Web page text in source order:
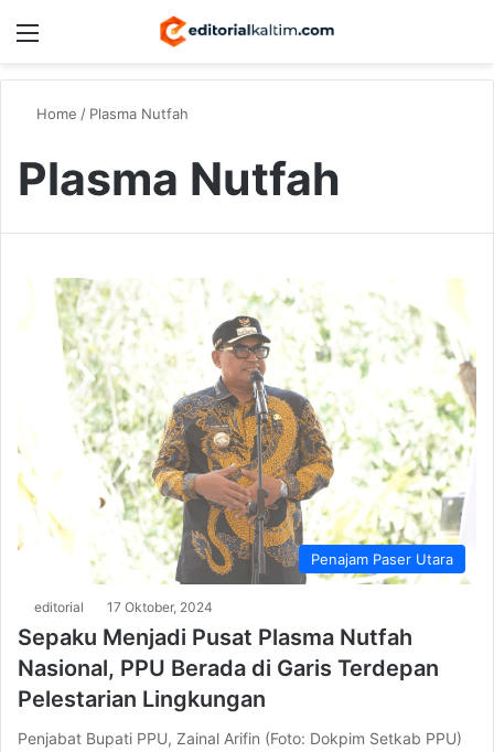
Home / Plasma Nutfah
Plasma Nutfah
Penajam Paser Utara
editorial 17 Oktober, 2024
Sepaku Menjadi Pusat Plasma Nutfah
Nasional, PPU Berada di Garis Terdepan
Pelestarian Lingkungan
Penjabat Bupati PPU, Zainal Arifin (Foto: Dokpim Setkab PPU)